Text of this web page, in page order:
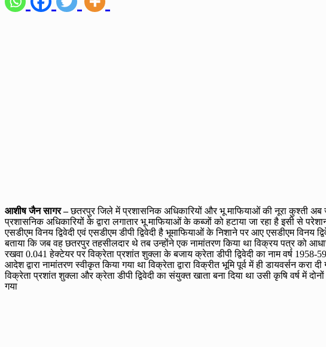
आशीष जैन सागर –छतरपुर जिले में प्रशासनिक अधिकारियों और भू माफियाओं की नूरा कुश्ती अब
प्रशासनिक अधिकारियों के द्वारा लगातार भू माफियाओं के कब्जों को हटाया जा रहा है इसी से
एसडीएम विनय द्विवेदी एवं एसडीएम डीपी द्विवेदी है भूमाफियाओं के निशाने पर आए एसडीएम विनय
बताया कि जब वह छतरपुर तहसीलदार थे तब उन्होंने एक नामांतरण किया था विक्रय पत्र को
रखवा 0.041 हेक्टेयर पर विक्रेता प्रशांत शुक्ला के बजाय क्रेता डीपी द्विवेदी का नाम वर्ष
आदेश द्वारा नामांतरण स्वीकृत किया गया था विक्रेता द्वारा विक्रीत भूमि पूर्व में ही डायवर्सन
विक्रेता प्रशांत शुक्ला और क्रेता डीपी द्विवेदी का संयुक्त खाता बना दिया था उसी कृषि वर्ष में
गया